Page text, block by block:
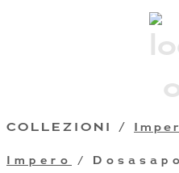
COLLEZIONI /
Impero /